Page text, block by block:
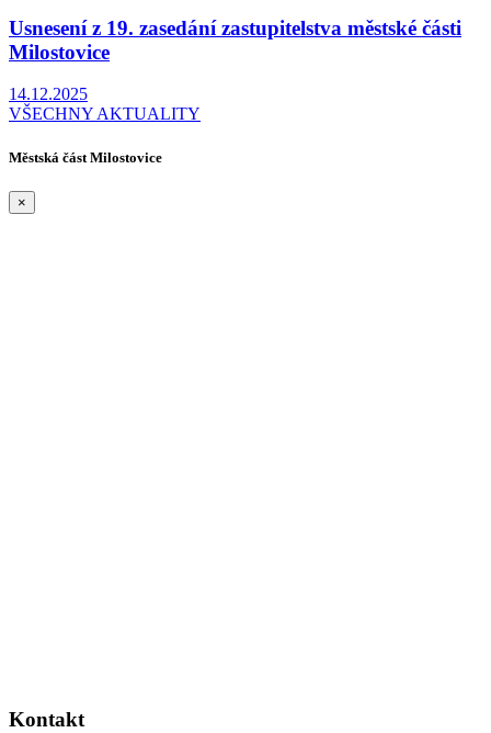
Usnesení z 19. zasedání zastupitelstva městské části
Milostovice
14.12.2025
VŠECHNY AKTUALITY
Městská část Milostovice
×
Kontakt